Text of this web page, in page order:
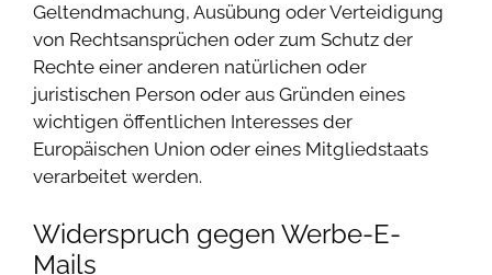
Geltendmachung, Ausübung oder Verteidigung
von Rechtsansprüchen oder zum Schutz der
Rechte einer anderen natürlichen oder
juristischen Person oder aus Gründen eines
wichtigen öffentlichen Interesses der
Europäischen Union oder eines Mitgliedstaats
verarbeitet werden.
Widerspruch gegen Werbe-E-
Mails